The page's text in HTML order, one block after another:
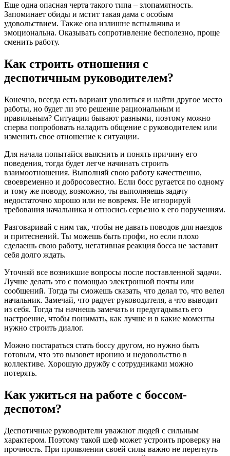
Еще одна опасная черта такого типа – злопамятность.
Запоминает обиды и мстит такая дама с особым
удовольствием. Также она излишне вспыльчива и
эмоциональна. Оказывать сопротивление бесполезно, проще
сменить работу.
Как строить отношения с
деспотичным руководителем?
Конечно, всегда есть вариант уволиться и найти другое место
работы, но будет ли это решение рациональным и
правильным? Ситуации бывают разными, поэтому можно
сперва попробовать наладить общение с руководителем или
изменить свое отношение к ситуации.
Для начала попытайся выяснить и понять причину его
поведения, тогда будет легче начинать строить
взаимоотношения. Выполняй свою работу качественно,
своевременно и добросовестно. Если босс ругается по одному
и тому же поводу, возможно, ты выполняешь задачу
недостаточно хорошо или не вовремя. Не игнорируй
требования начальника и относись серьезно к его поручениям.
Разговаривай с ним так, чтобы не давать поводов для наездов
и притеснений. Ты можешь быть профи, но если плохо
сделаешь свою работу, негативная реакция босса не заставит
себя долго ждать.
Уточняй все возникшие вопросы после поставленной задачи.
Лучше делать это с помощью электронной почты или
сообщений. Тогда ты сможешь сказать, что делал то, что велел
начальник. Замечай, что радует руководителя, а что выводит
из себя. Тогда ты начнешь замечать и предугадывать его
настроение, чтобы понимать, как лучше и в какие моменты
нужно строить диалог.
Можно постараться стать боссу другом, но нужно быть
готовым, что это вызовет иронию и недовольство в
коллективе. Хорошую дружбу с сотрудниками можно
потерять.
Как ужиться на работе с боссом-
деспотом?
Деспотичные руководители уважают людей с сильным
характером. Поэтому такой шеф может устроить проверку на
прочность. При проявлении своей силы важно не перегнуть